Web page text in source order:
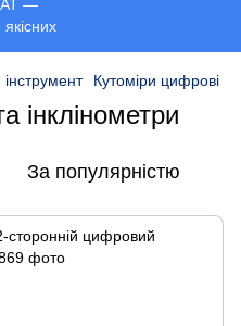
Кутоміри цифрові
інклінометри
За популярністю